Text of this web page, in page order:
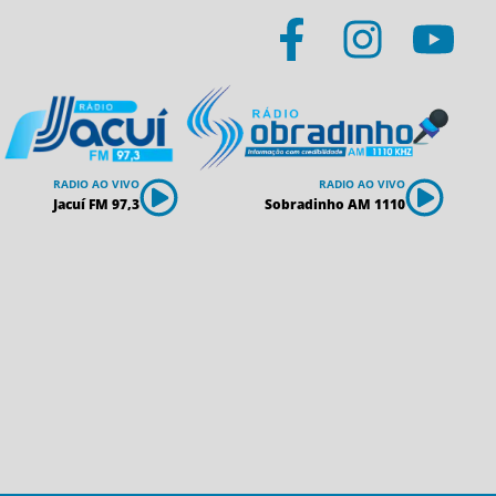
RADIO AO VIVO
Jacuí FM 97,3
RADIO AO VIVO
Sobradinho AM 1110